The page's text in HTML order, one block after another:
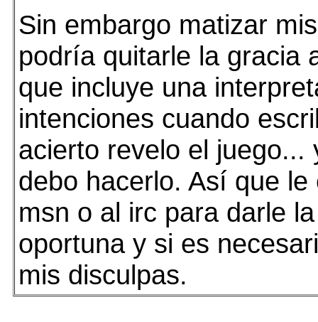
Sin embargo matizar
podría quitarle la gracia
que incluye una
intenciones cuando
acierto revelo el juego...
debo hacerlo. Así que le
msn o al irc para darle
oportuna y si es
mis disculpas.